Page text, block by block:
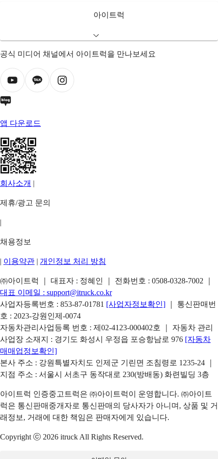
아이트럭
공식 미디어 채널에서 아이트럭을 만나보세요
앱 다운로드
회사소개 |
제휴/광고 문의
|
채용정보
| 이용약관 | 개인정보 처리 방침
㈜아이트럭 ｜ 대표자 : 정혜인 ｜ 전화번호 : 0508-0328-7002
대표 이메일 : support@itruck.co.kr
사업자등록번호 : 853-87-01781 [사업자정보확인]
｜ 통신판매번
호 : 2023-강원인제-0074
자동차관리사업등록 번호 : 제02-4123-000402호 ｜ 자동차 관리
사업장 소재지 : 경기도 화성시 우정읍 포승항남로 976 [자동차
매매업정보확인]
본사 주소 : 강원특별자치도 인제군 기린면 조침령로 1235-24 ｜
지점 주소 : 서울시 서초구 동작대로 230(방배동) 화련빌딩 3층
아이트럭 인증중고트럭은 ㈜아이트럭이 운영합니다. ㈜아이트
럭은 통신판매중개자로 통신판매의 당사자가 아니며, 상품 및 거
래정보, 거래에 대한 책임은 판매자에게 있습니다.
Copyright ⓒ 2026 itruck All Rights Reserved.